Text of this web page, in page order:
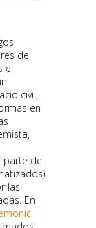
de
e
civil,
en
parte de
las
En